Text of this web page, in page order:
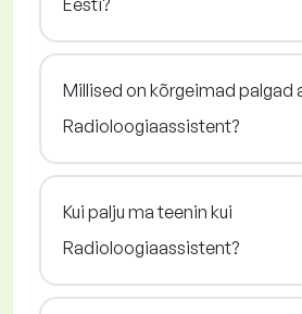
Eesti?
Millised on kõrgeimad palgad
Radioloogiaassistent?
Kui palju ma teenin kui
Radioloogiaassistent?